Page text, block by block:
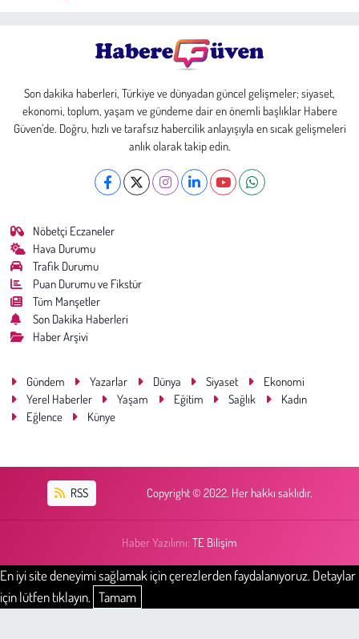
Son dakika haberleri, Türkiye ve dünyadan güncel gelişmeler; siyaset,
ekonomi, toplum, yaşam ve gündeme dair en önemli başlıklar Habere
Güven’de. Doğru, hızlı ve tarafsız habercilik anlayışıyla en sıcak gelişmeleri
anlık olarak takip edin.
Nöbetçi Eczaneler
Hava Durumu
Trafik Durumu
Puan Durumu ve Fikstür
Tüm Manşetler
Son Dakika Haberleri
Haber Arşivi
Gündem Yazarlar Dünya Siyaset
Ekonomi
Yerel Haberler
Yaşam Eğitim Sağlık
Kadın
Eğlence
Künye
RSS Copyright © 2022. Her hakkı saklıdır.
Haber Yazılımı: TE Bilişim
En iyi site deneyimi sağlamak için çerezlerden faydalanıyoruz. Detaylar
için lütfen tıklayın. Tamam